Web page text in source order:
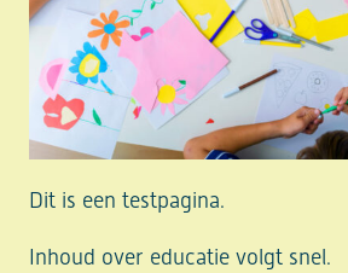
Dit is een testpagina.
Inhoud over educatie volgt snel.